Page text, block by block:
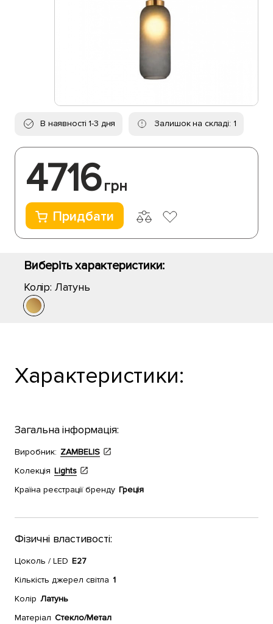
В наявності 1-3 дня Залишок на складі: 1
4716грн
Придбати
Виберіть характеристики:
Колір: Латунь
Характеристики:
Загальна інформація:
Виробник: ZAMBELIS
Колекція Lights
Країна реєстрації бренду Греція
Фізичні властивості:
Цоколь / LED E27
Кількість джерел світла 1
Колір Латунь
Матеріал Стекло/Метал